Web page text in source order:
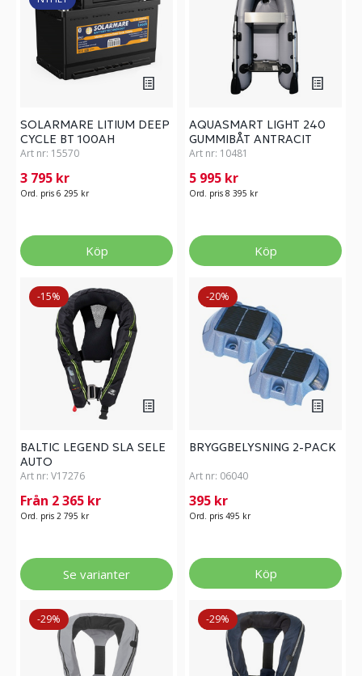
SOLARMARE LITIUM DEEP
CYCLE BT 100AH
Art nr: 15570
3 795 kr
Ord. pris 6 295 kr
Köp
AQUASMART LIGHT 240
GUMMIBÅT ANTRACIT
Art nr: 10481
5 995 kr
Ord. pris 8 395 kr
Köp
-15%
BALTIC LEGEND SLA SELE
AUTO
Art nr: V17276
Från 2 365 kr
Ord. pris 2 795 kr
Se varianter
-20%
BRYGGBELYSNING 2-PACK
Art nr: 06040
395 kr
Ord. pris 495 kr
Köp
-29% -29%